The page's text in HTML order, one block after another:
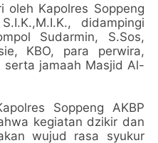
oleh Kapolres Soppeng
didampingi
Sudarmin, S.Sos,
KBO, para perwira,
serta jamaah Masjid Al-
Soppeng AKBP
kegiatan dzikir dan
wujud rasa syukur